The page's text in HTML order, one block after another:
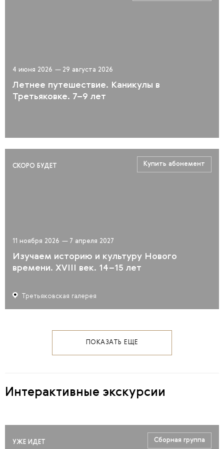
4 июня 2026 — 29 августа 2026
Летнее путешествие. Каникулы в
Третьяковке. 7–9 лет
СКОРО БУДЕТ Купить абонемент
11 ноября 2026 — 7 апреля 2027
Изучаем историю и культуру Нового
времени. XVIII век. 14–15 лет
Третьяковская галерея
ПОКАЗАТЬ ЕЩЕ
Интерактивные экскурсии
УЖЕ ИДЕТ Сборная группа